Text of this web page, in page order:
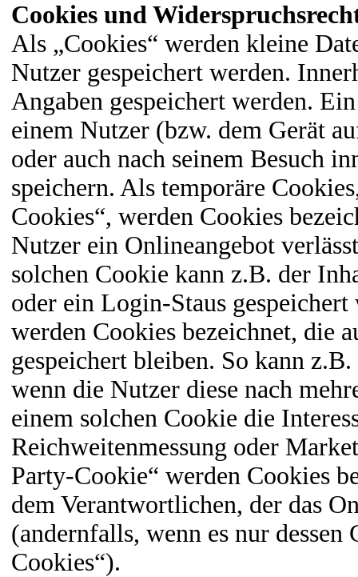
Cookies und
Als „Cookies“ werden kleine
Nutzer gespeichert werden.
Angaben gespeichert werden.
einem Nutzer (bzw. dem Gerät
oder auch nach seinem Besuch
speichern. Als temporäre
Cookies“, werden Cookies
Nutzer ein Onlineangebot
solchen Cookie kann z.B. der
oder ein Login-Staus gespeichert
werden Cookies bezeichnet, die
gespeichert bleiben. So kann
wenn die Nutzer diese nach
einem solchen Cookie die
Reichweitenmessung oder
Party-Cookie“ werden Cookies
dem Verantwortlichen, der das
(andernfalls, wenn es nur
Cookies“).